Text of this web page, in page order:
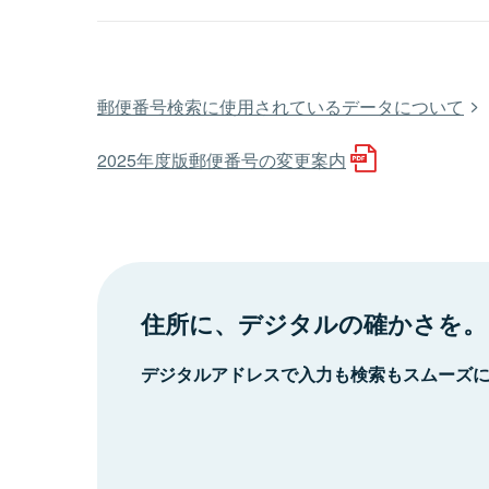
郵便番号検索に使用されているデータについて
2025年度版郵便番号の変更案内
住所に、デジタルの確かさを。
デジタルアドレスで入力も検索もスムーズ